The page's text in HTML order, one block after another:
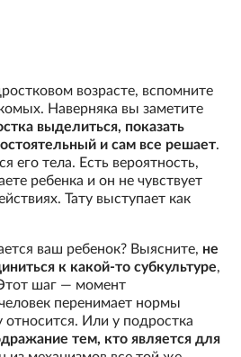
возрасте, вспомните
Наверняка вы заметите
выделиться, показать
и сам все решает.
его тела. Есть вероятность,
ребенка и он не чувствует
Тату выступает как
ваш ребенок? Выясните, не
к какой-то субкультуре,
Этот шаг — момент
перенимает нормы
Или у подростка
тем, кто является для